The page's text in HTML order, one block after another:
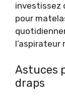
investissez
pour
l’aspirateur
Astuces
draps